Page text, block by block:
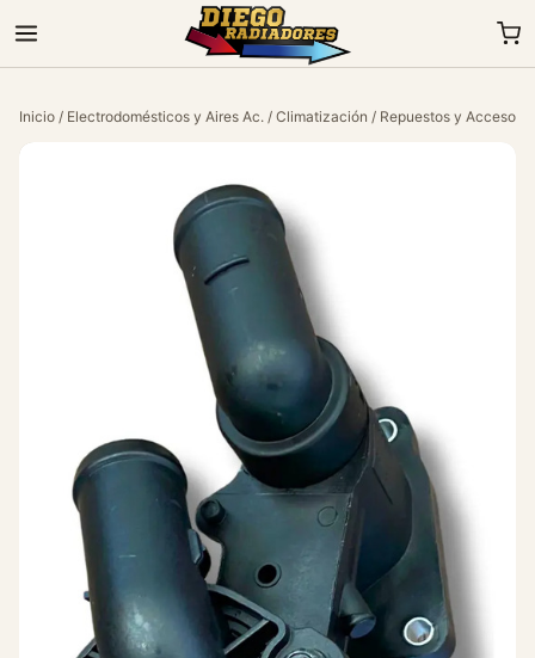
Inicio / Electrodomésticos y Aires Ac. / Climatización / Repuestos y